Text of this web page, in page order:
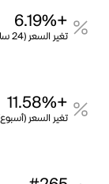
+6.19%
تغير السعر (24 ساعة)
+11.58%
تغير السعر